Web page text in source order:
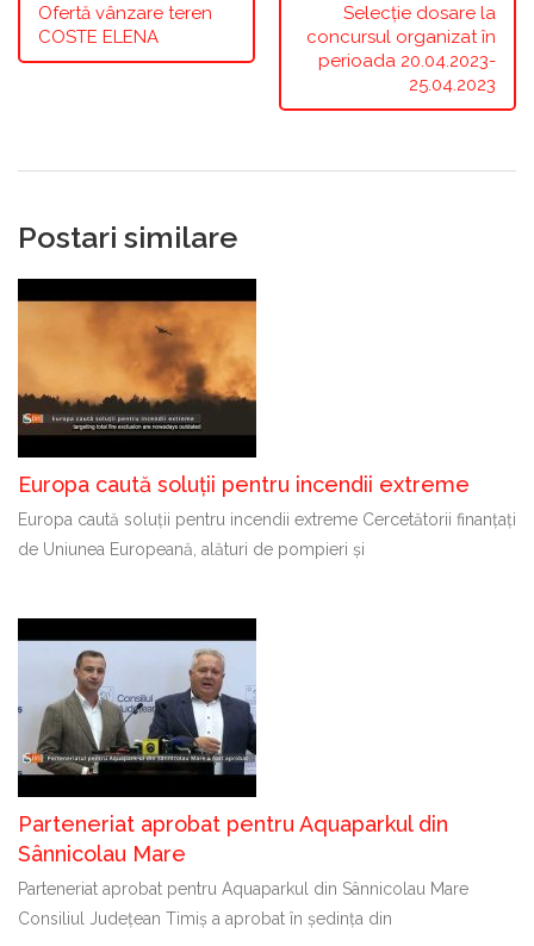
Ofertă vânzare teren
COSTE ELENA
Selecție dosare la
concursul organizat în
perioada 20.04.2023-
25.04.2023
Postari similare
Europa caută soluții pentru incendii extreme
Europa caută soluții pentru incendii extreme Cercetătorii finanțați
de Uniunea Europeană, alături de pompieri și
Parteneriat aprobat pentru Aquaparkul din
Sânnicolau Mare
Parteneriat aprobat pentru Aquaparkul din Sânnicolau Mare
Consiliul Județean Timiș a aprobat în ședința din